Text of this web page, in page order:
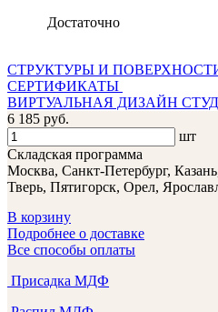
Достаточно
СТРУКТУРЫ И
СЕРТИФИКАТЫ
ВИРТУАЛЬНАЯ ДИЗАЙН
6 185 руб.
шт
Складская программа
Москва, Санкт-Петербург,
Тверь, Пятигорск, Орел,
В корзину
Подробнее о доставке
Все способы оплаты
Присадка МДФ